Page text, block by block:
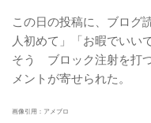
この日の投稿に、ブログ
人初めて」「お暇でいい
そう ブロック注射を打
メントが寄せられた。
画像引用：アメブロ